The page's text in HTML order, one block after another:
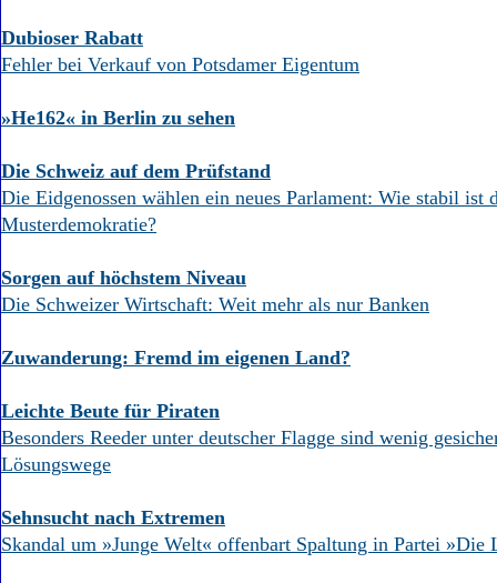
Dubioser Rabatt
Fehler bei Verkauf von Potsdamer Eigentum
»He162« in Berlin zu sehen
Die Schweiz auf dem Prüfstand
Die Eidgenossen wählen ein neues Parlament: Wie stabil ist
Musterdemokratie?
Sorgen auf höchstem Niveau
Die Schweizer Wirtschaft: Weit mehr als nur Banken
Zuwanderung: Fremd im eigenen Land?
Leichte Beute für Piraten
Besonders Reeder unter deutscher Flagge sind wenig
Lösungswege
Sehnsucht nach Extremen
Skandal um »Junge Welt« offenbart Spaltung in Partei »Die